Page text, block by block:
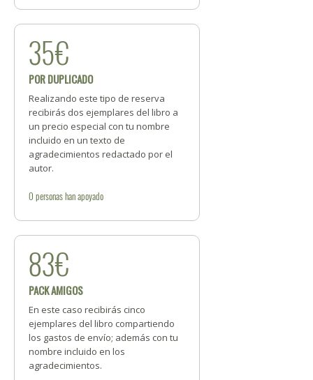
35€
POR DUPLICADO
Realizando este tipo de reserva
recibirás dos ejemplares del libro a
un precio especial con tu nombre
incluido en un texto de
agradecimientos redactado por el
autor.
0 personashan apoyado
83€
PACK AMIGOS
En este caso recibirás cinco
ejemplares del libro compartiendo
los gastos de envío; además con tu
nombre incluido en los
agradecimientos.